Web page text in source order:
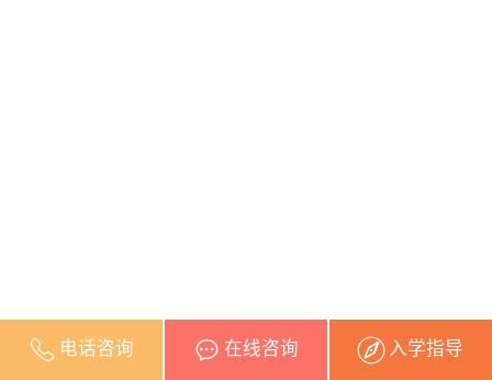
电话咨询 在线咨询 入学指导